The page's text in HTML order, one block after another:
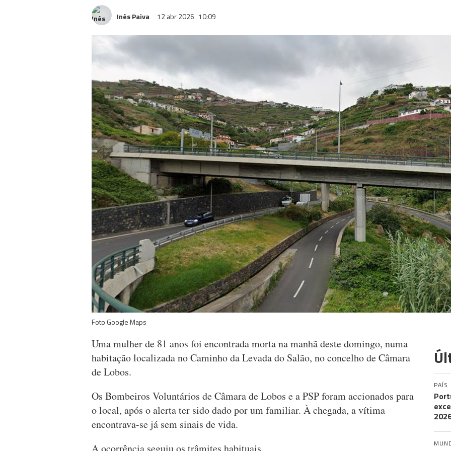
Inês Paiva 12 abr 2026 10:09
Foto Google Maps
Uma mulher de 81 anos foi encontrada morta na manhã deste domingo, numa
habitação localizada no Caminho da Levada do Salão, no concelho de Câmara
de Lobos.
Os Bombeiros Voluntários de Câmara de Lobos e a PSP foram accionados para
o local, após o alerta ter sido dado por um familiar. À chegada, a vítima
encontrava-se já sem sinais de vida.
PAÍS